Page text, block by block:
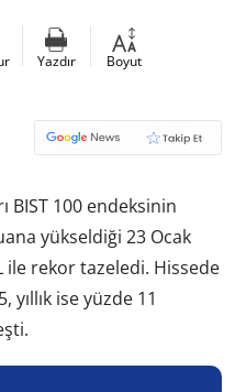
Yazdır Boyut
BIST 100 endeksinin
yükseldiği 23 Ocak
rekor tazeledi. Hissede
yıllık ise yüzde 11